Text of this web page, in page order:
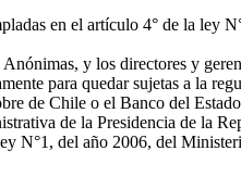
en el artículo 4° de la ley
y los directores y
para quedar sujetas a la
de Chile o el Banco del
de la Presidencia de la
N°1, del año 2006, del